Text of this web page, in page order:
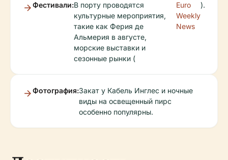
Фестивали:В порту проводятся
культурные мероприятия,
такие как Ферия де
Альмерия в августе,
морские выставки и
сезонные рынки (
Euro
Weekly
News
).
Фотография:Закат у Кабель Инглес и ночные
виды на освещенный пирс
особенно популярны.